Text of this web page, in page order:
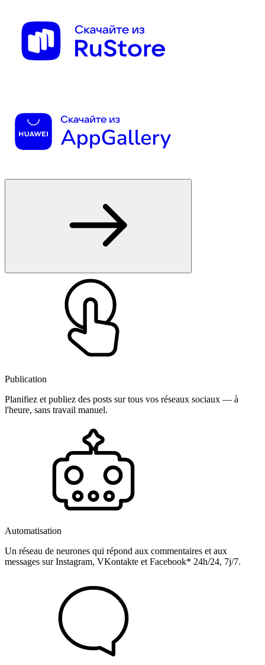
Publication
Planifiez et publiez des posts sur tous vos réseaux sociaux — à
l'heure, sans travail manuel.
Automatisation
Un réseau de neurones qui répond aux commentaires et aux
messages sur Instagram, VKontakte et Facebook* 24h/24, 7j/7.